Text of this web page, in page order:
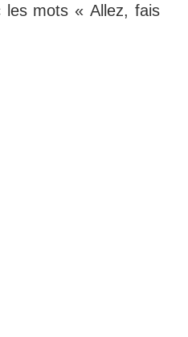
les mots « Allez, fais